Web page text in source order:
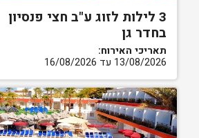
3 לילות לזוג ע"ב חצי פנסיון
בחדר גן
תאריכי האירוח:
13/08/2026 עד 16/08/2026